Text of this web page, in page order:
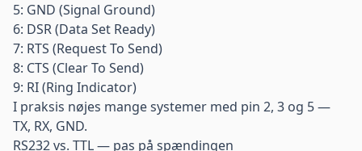
5: GND (Signal Ground)
6: DSR (Data Set Ready)
7: RTS (Request To Send)
8: CTS (Clear To Send)
9: RI (Ring Indicator)
I praksis nøjes mange systemer med pin 2, 3 og 5 —
TX, RX, GND.
RS232 vs. TTL — pas på spændingen